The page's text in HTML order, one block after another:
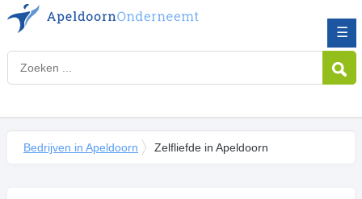
☰
Bedrijven in Apeldoorn Zelfliefde in Apeldoorn